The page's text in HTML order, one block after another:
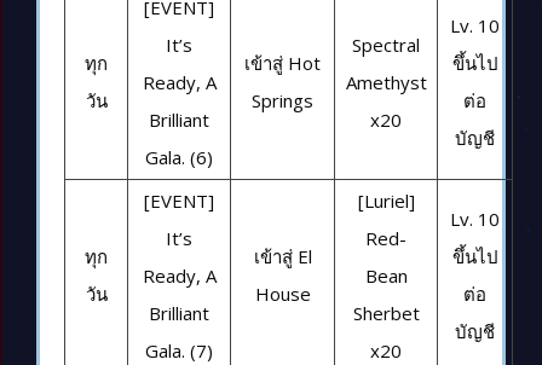
ทุก
วัน
[EVENT]
It’s
Ready, A
Brilliant
Gala. (6)
เข้าสู่ Hot
Springs
Spectral
Amethyst
x20
Lv. 10
ขึ้นไป
ต่อ
บัญชี
ทุก
วัน
[EVENT]
It’s
Ready, A
Brilliant
Gala. (7)
เข้าสู่ El
House
[Luriel]
Red-
Bean
Sherbet
x20
Lv. 10
ขึ้นไป
ต่อ
บัญชี